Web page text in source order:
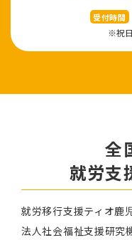
受付時間
※祝
全
就労⽀
就労移⾏⽀援ティオ⿅
法⼈社会福祉⽀援研究